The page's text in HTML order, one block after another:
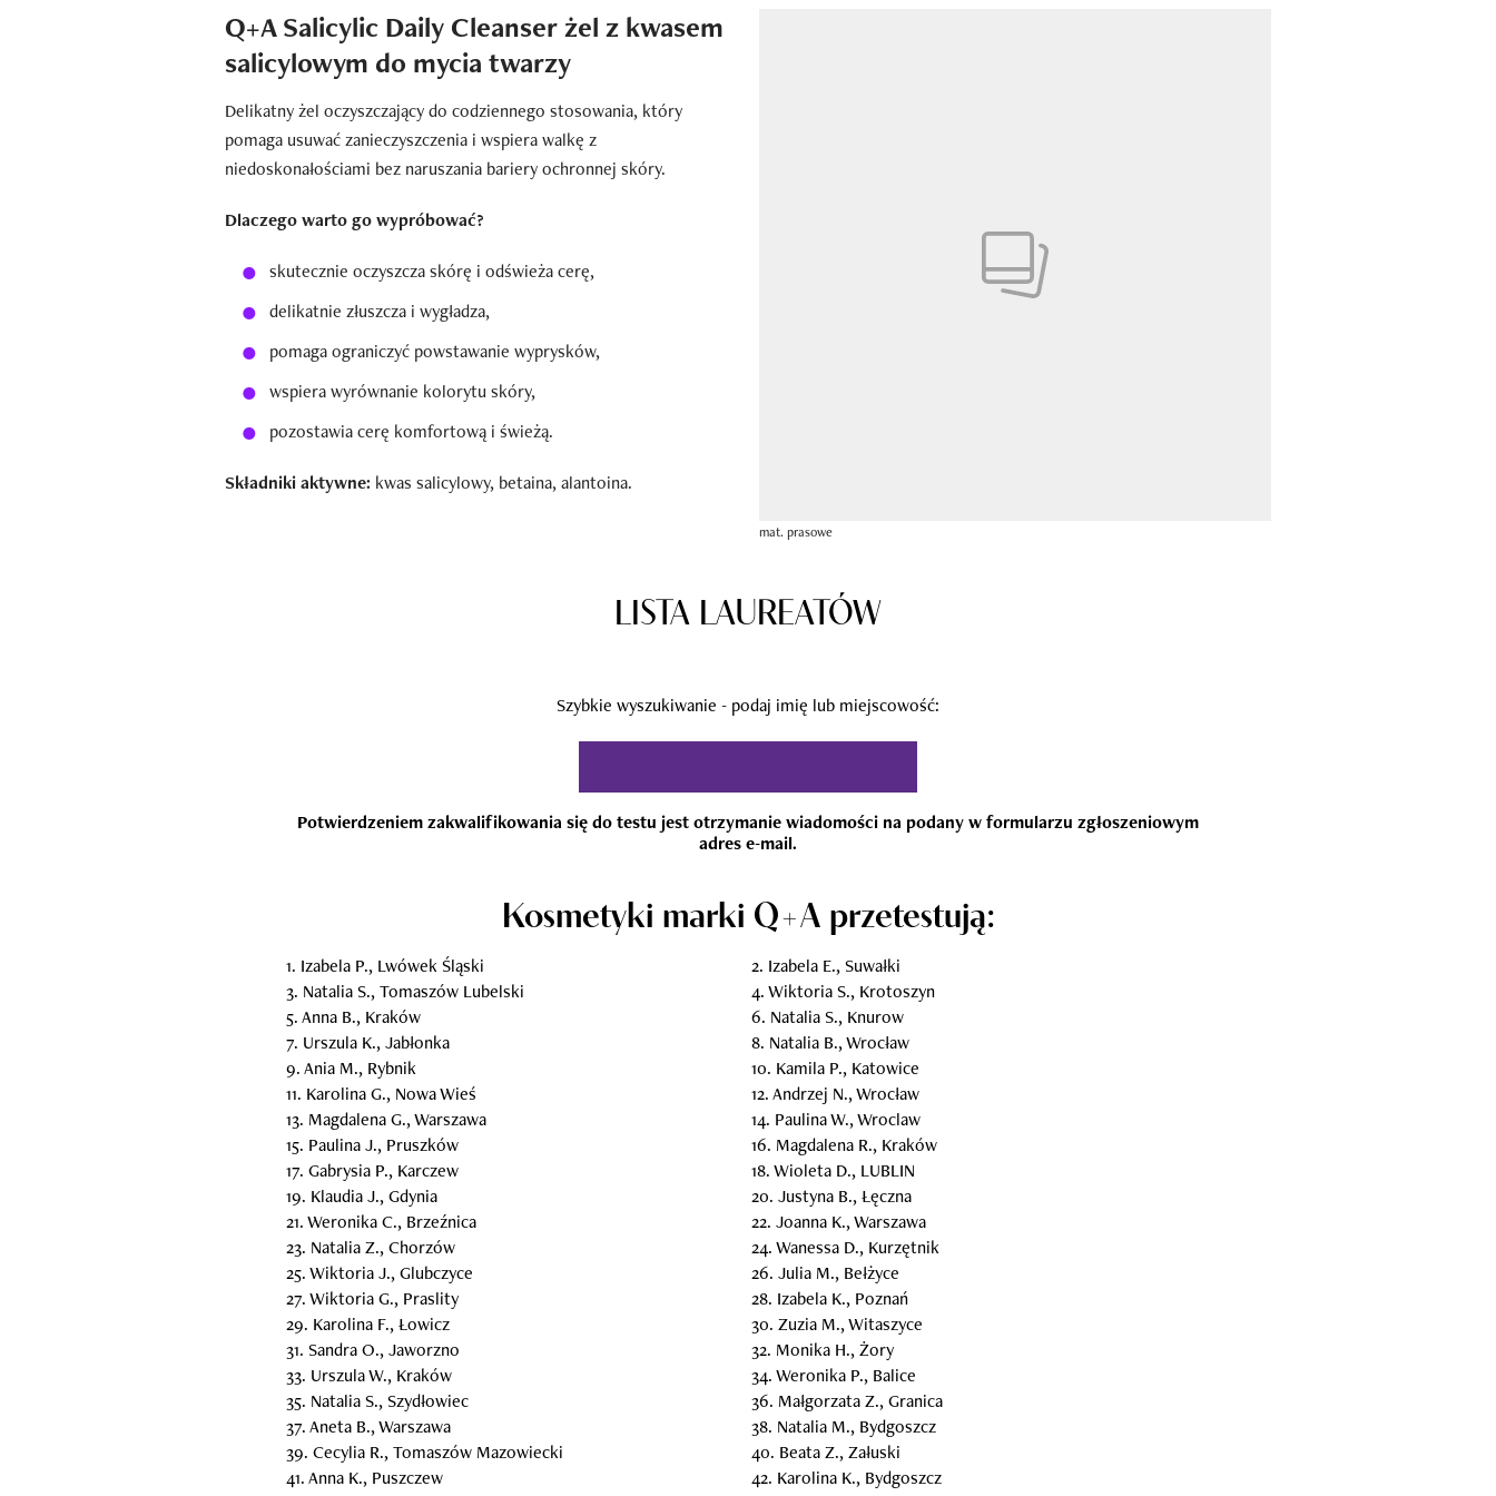
Q+A Salicylic Daily Cleanser żel z kwasem
salicylowym do mycia twarzy
Delikatny żel oczyszczający do codziennego stosowania, który
pomaga usuwać zanieczyszczenia i wspiera walkę z
niedoskonałościami bez naruszania bariery ochronnej skóry.
Dlaczego warto go wypróbować?
skutecznie oczyszcza skórę i odświeża cerę,
delikatnie złuszcza i wygładza,
pomaga ograniczyć powstawanie wyprysków,
wspiera wyrównanie kolorytu skóry,
pozostawia cerę komfortową i świeżą.
Składniki aktywne: kwas salicylowy, betaina, alantoina.
mat. prasowe